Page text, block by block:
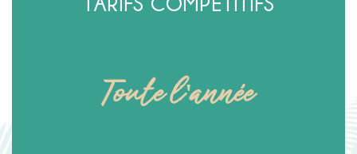
Toute l'année